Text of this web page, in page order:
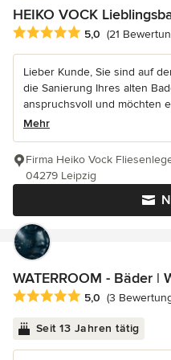
HEIKO VOCK
Durchschnittliche
5,0 (21
Lieber Kunde, Sie sind auf
die Sanierung Ihres alten
anspruchsvoll und möchten
Mehr
Firma Heiko Vock
04279 Leipzig
WATERROOM - Bäder |
Durchschnittliche
5,0 (3
Seit 13 Jahren tätig